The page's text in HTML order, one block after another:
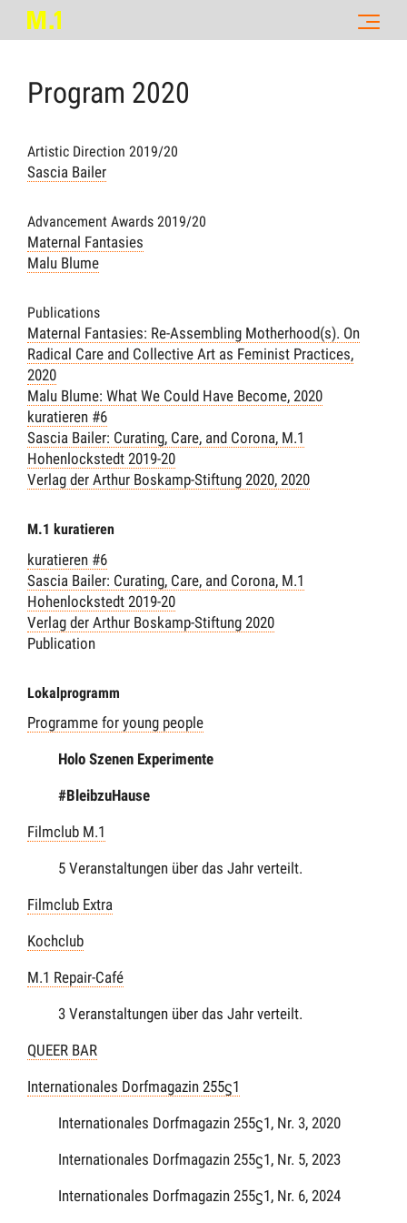
Program 2020
Artistic Direction 2019/20
Sascia Bailer
Advancement Awards 2019/20
Maternal Fantasies
Malu Blume
Publications
Maternal Fantasies: Re-Assembling Motherhood(s). On
Radical Care and Collective Art as Feminist Practices,
2020
Malu Blume: What We Could Have Become, 2020
kuratieren #6
Sascia Bailer: Curating, Care, and Corona, M.1
Hohenlockstedt 2019-20
Verlag der Arthur Boskamp-Stiftung 2020, 2020
M.1 kuratieren
kuratieren #6
Sascia Bailer: Curating, Care, and Corona, M.1
Hohenlockstedt 2019-20
Verlag der Arthur Boskamp-Stiftung 2020
Publication
Lokalprogramm
Programme for young people
Holo Szenen Experimente
#BleibzuHause
Filmclub M.1
5 Veranstaltungen über das Jahr verteilt.
Filmclub Extra
Kochclub
M.1 Repair-Café
3 Veranstaltungen über das Jahr verteilt.
QUEER BAR
Internationales Dorfmagazin 255ϛ1
Internationales Dorfmagazin 255ϛ1, Nr. 3, 2020
Internationales Dorfmagazin 255ϛ1, Nr. 5, 2023
Internationales Dorfmagazin 255ϛ1, Nr. 6, 2024